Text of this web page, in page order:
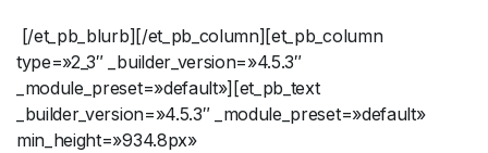
[/et_pb_blurb][/et_pb_column][et_pb_column
type=»2_3″ _builder_version=»4.5.3″
_module_preset=»default»][et_pb_text
_builder_version=»4.5.3″ _module_preset=»default»
min_height=»934.8px»